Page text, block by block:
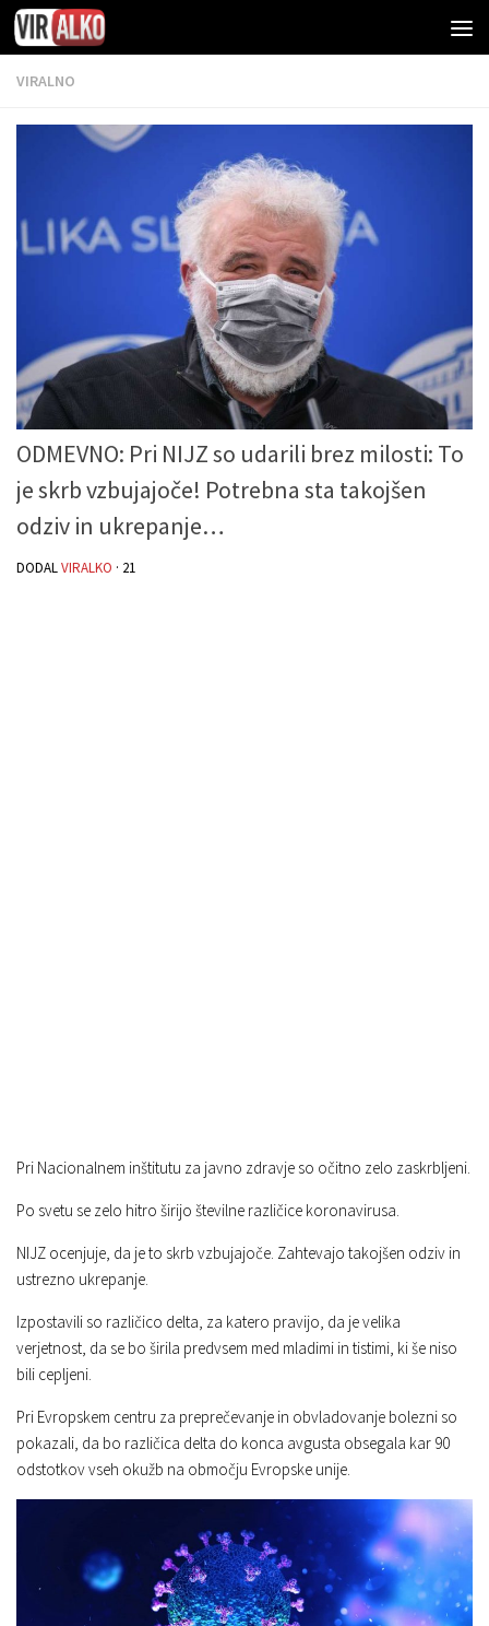
VIRALNO
ODMEVNO: Pri NIJZ so udarili brez milosti: To
je skrb vzbujajoče! Potrebna sta takojšen
odziv in ukrepanje…
DODALVIRALKO · 21
Pri Nacionalnem inštitutu za javno zdravje so očitno zelo zaskrbljeni.
Po svetu se zelo hitro širijo številne različice koronavirusa.
NIJZ ocenjuje, da je to skrb vzbujajoče. Zahtevajo takojšen odziv in
ustrezno ukrepanje.
Izpostavili so različico delta, za katero pravijo, da je velika
verjetnost, da se bo širila predvsem med mladimi in tistimi, ki še niso
bili cepljeni.
Pri Evropskem centru za preprečevanje in obvladovanje bolezni so
pokazali, da bo različica delta do konca avgusta obsegala kar 90
odstotkov vseh okužb na območju Evropske unije.